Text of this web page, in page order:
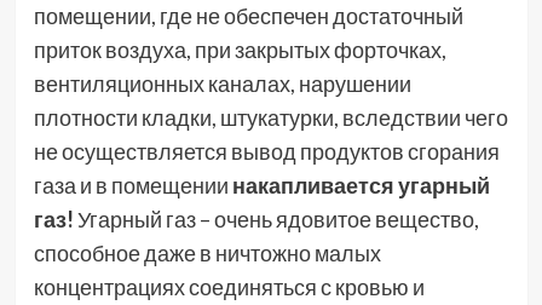
помещении, где не обеспечен достаточный
приток воздуха, при закрытых форточках,
вентиляционных каналах, нарушении
плотности кладки, штукатурки, вследствии чего
не осуществляется вывод продуктов сгорания
газа и в помещении накапливается угарный
газ!Угарный газ – очень ядо­витое вещество,
способное даже в ничтожно малых
концентрациях соединяться с кровью и